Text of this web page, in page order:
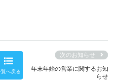
へ戻る
次のお知らせ
年末年始の営業に関するお知
らせ